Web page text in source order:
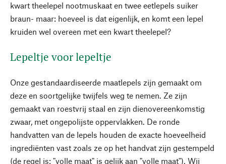
kwart theelepel nootmuskaat en twee eetlepels suiker
braun- maar: hoeveel is dat eigenlijk, en komt een lepel
kruiden wel overeen met een kwart theelepel?
Lepeltje voor lepeltje
Onze gestandaardiseerde maatlepels zijn gemaakt om
deze en soortgelijke twijfels weg te nemen. Ze zijn
gemaakt van roestvrij staal en zijn dienovereenkomstig
zwaar, met ongepolijste oppervlakken. De ronde
handvatten van de lepels houden de exacte hoeveelheid
ingrediënten vast zoals ze op het handvat zijn gestempeld
(de regel is: "volle maat" is gelijk aan "volle maat"). Wij